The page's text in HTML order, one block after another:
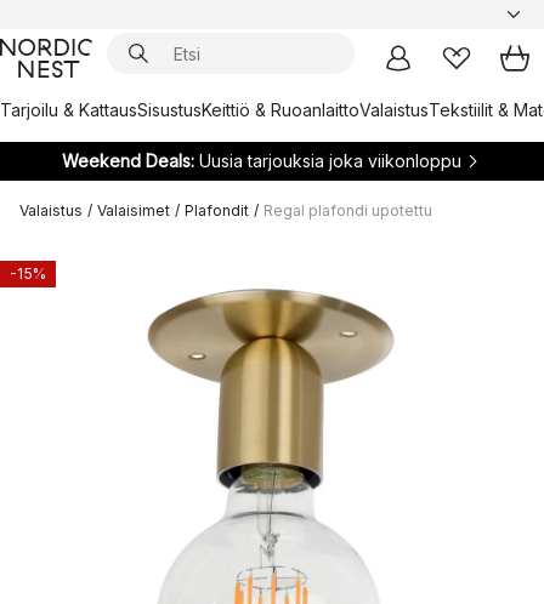
Tarjoilu & KattausSisustusKeittiö & RuoanlaittoValaistusTekstiilit &
Weekend Deals:Uusia tarjouksia joka viikonloppu
Valaistus / Valaisimet / Plafondit / Regal plafondi upotettu
-15%